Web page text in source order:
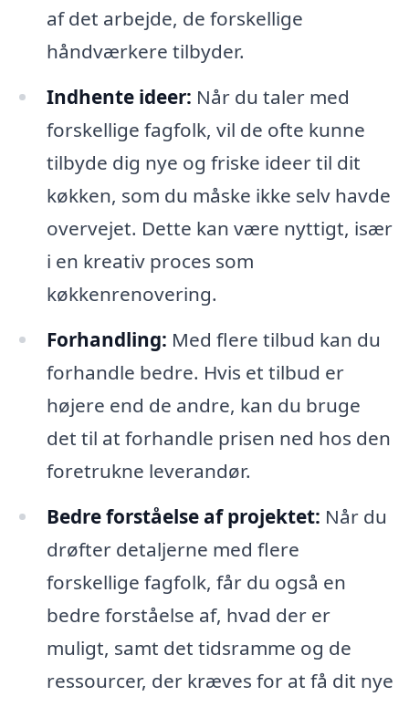
af det arbejde, de forskellige
håndværkere tilbyder.
Indhente ideer: Når du taler med
forskellige fagfolk, vil de ofte kunne
tilbyde dig nye og friske ideer til dit
køkken, som du måske ikke selv havde
overvejet. Dette kan være nyttigt, især
i en kreativ proces som
køkkenrenovering.
Forhandling: Med flere tilbud kan du
forhandle bedre. Hvis et tilbud er
højere end de andre, kan du bruge
det til at forhandle prisen ned hos den
foretrukne leverandør.
Bedre forståelse af projektet: Når du
drøfter detaljerne med flere
forskellige fagfolk, får du også en
bedre forståelse af, hvad der er
muligt, samt det tidsramme og de
ressourcer, der kræves for at få dit nye